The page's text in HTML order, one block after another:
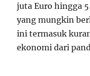
juta Euro hingga
yang mungkin
ini termasuk
ekonomi dari